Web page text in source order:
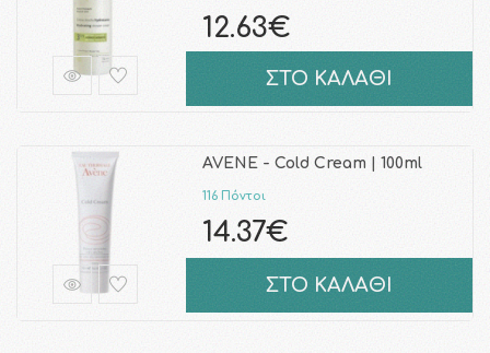
12.63€
ΣΤΟ ΚΑΛΑΘΙ
AVENE - Cold Cream | 100ml
116 Πόντοι
14.37€
ΣΤΟ ΚΑΛΑΘΙ